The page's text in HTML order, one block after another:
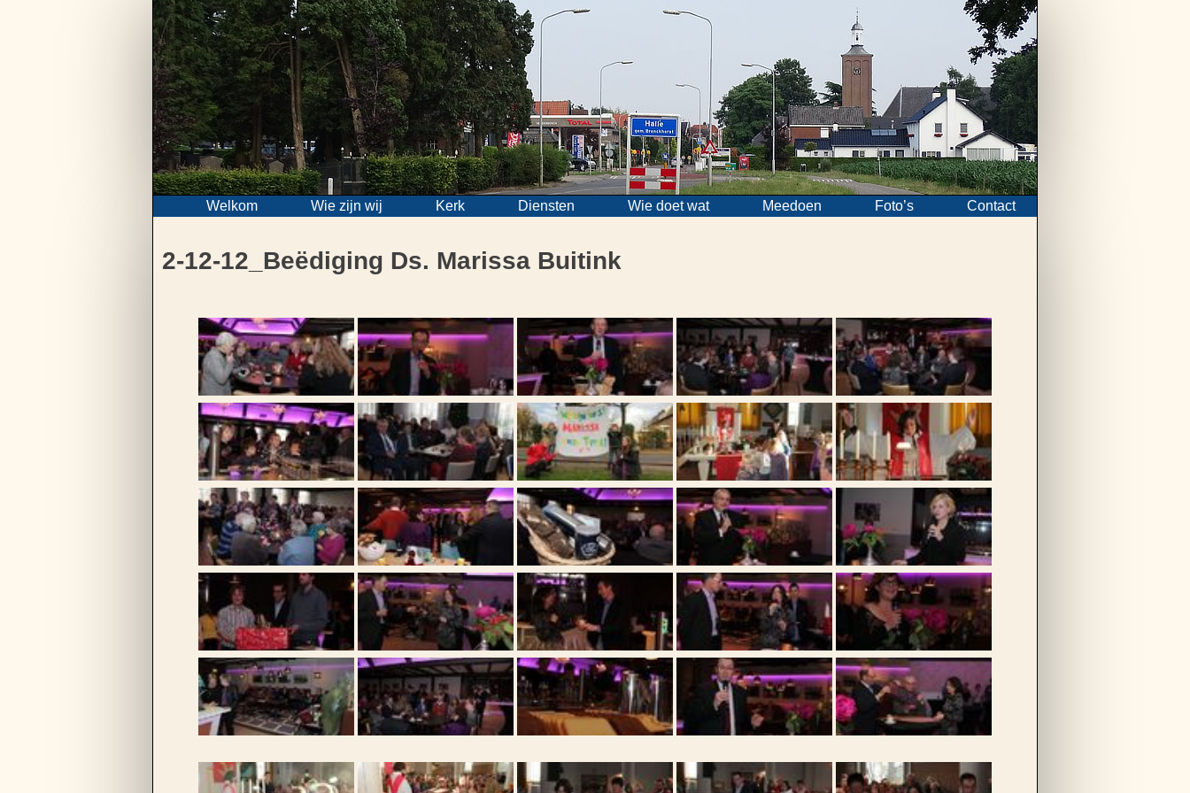
Skip
to
content
Welkom Wie zijn wij Kerk Diensten Wie doet wat Meedoen Foto’s Contact
2-12-12_Beëdiging Ds. Marissa Buitink
Bericht
navigatie